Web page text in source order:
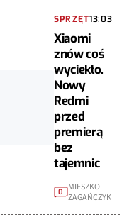
SPRZĘT13:03
Xiaomi
znów coś
wyciekło.
Nowy
Redmi
przed
premierą
bez
tajemnic
0
MIESZKO
ZAGAŃCZYK